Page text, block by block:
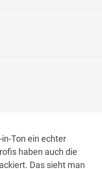
Ton ein echter
haben auch die
Das sieht man